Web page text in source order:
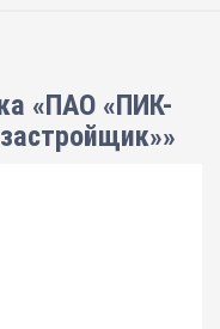
«ПАО «ПИК-